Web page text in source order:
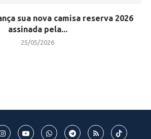
sua nova camisa reserva 2026
assinada pela...
25/05/2026